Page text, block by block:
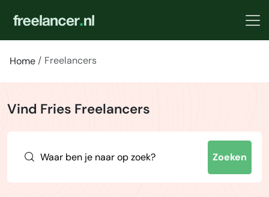
Home Freelancers
Vind Fries Freelancers
Zoeken